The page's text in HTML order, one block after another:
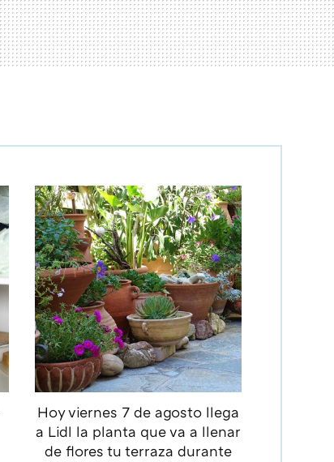
Hoy viernes 7 de agosto llega
a Lidl la planta que va a llenar
de flores tu terraza durante